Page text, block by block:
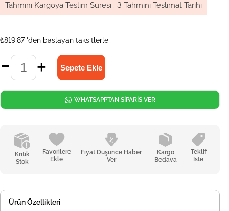
Tahmini Kargoya Teslim Süresi : 3 Tahmini Teslimat Tarihi
₺819,87 'den başlayan taksitlerle
Kritik
Stok
Favorilere
Ekle
Fiyat Düşünce Haber
Ver
Kargo
Bedava
Teklif
İste
WHATSAPPTAN SİPARİŞ VER
Ürün Özellikleri